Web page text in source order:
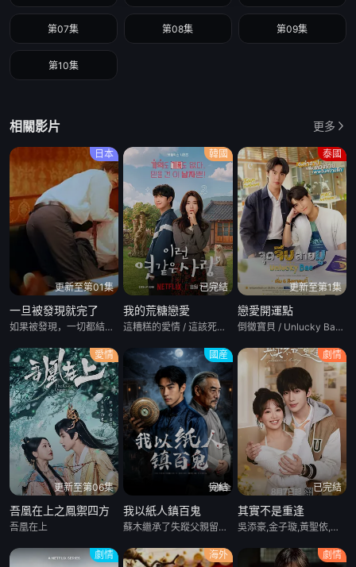
第07集 第08集 第09集
第10集
相關影片 更多
日本
更新至第01集
一旦被發現就完了
如果被發現，一切都結束了
韓國
已完結
我的荒糖戀愛
這糟糕的愛情 / 這該死的愛情 / Lovestruck
泰國
更新至第1集
戀愛開運點
倒黴寶貝 / Unlucky Bae/厄運寶貝
愛情
更新至第06集
吾凰在上之鳳禦四方
吾凰在上
國産
完結
我以紙人鎮百鬼
蘇木繼承了失蹤父親留下的白事館，本想低調紮紙維生，卻因一具流血的新娘紙人卷入了一場跨越十年的驚天陰謀。這紙人身上，竟貼着父親消失前的絕命符箓。爲了尋找父親，蘇木手持家傳羅盤，獨闖古鎮鬼婚宴，掌扇招魂神棍。深陷租界紙域大樓，反殺吸血資本家。最終踏入生人勿近的封門村，揭開百人活屍背後的血淚冤案。随着三塊羅盤碎片合一，當年的背叛者，父親的結拜兄弟王叔現身奪寶。王叔布下萬怨噬魂陣，欲将蘇木煉成殺戮傀儡。生死關頭，蘇木覺醒蘇家至高血脈，融合父親殘魂，引九霄神雷蕩平邪祟。你以爲蘇家紮的是紙，不，紮的是這世間的公道。從
劇情
已完結
其實不是重逢
吳添豪,金子璇,黃聖依,王欣政,劉允兒,任運傑,劉佳烨,劉思維
劇情 海外 劇情